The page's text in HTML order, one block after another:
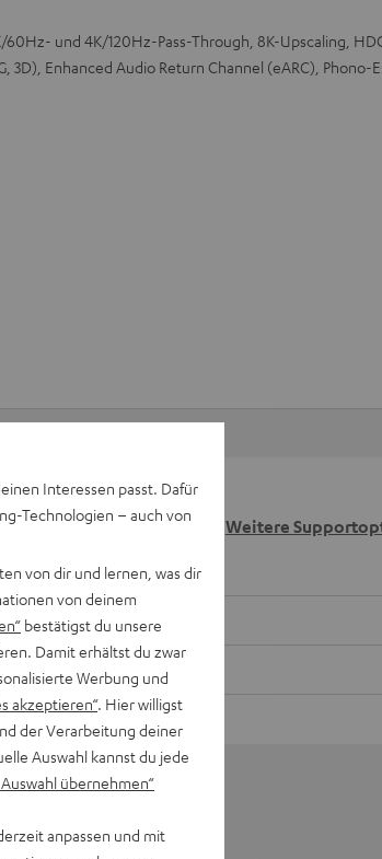
und 4K/120Hz-Pass-Through, 8K-Upscaling,
3D), Enhanced Audio Return Channel (eARC), Phono-
Kein Problem, wir
am Telefon.
Weitere
Interessen passt. Dafür
Technologien – auch von
von dir und lernen, was dir
von deinem
bestätigst du unsere
Damit erhältst du zwar
Werbung und
akzeptieren“. Hier willigst
der Verarbeitung deiner
Auswahl kannst du jede
„Auswahl übernehmen“
anpassen und mit